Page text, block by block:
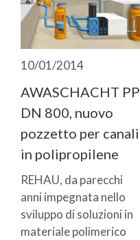
10/01/2014
AWASCHACHT PP
DN 800, nuovo
pozzetto per canali
in polipropilene
REHAU, da parecchi
anni impegnata nello
sviluppo di soluzioni in
materiale polimerico